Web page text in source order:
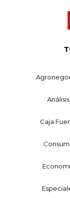
Análisis
Caja